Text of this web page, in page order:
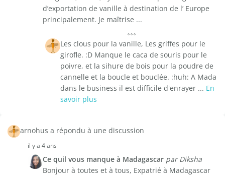
d’exportation de vanille à destination de l’ Europe
principalement. Je maîtrise ...
Les clous pour la vanille, Les griffes pour le
girofle. :D Manque le caca de souris pour le
poivre, et la sihure de bois pour la poudre de
cannelle et la boucle et bouclée. :huh: A Mada
dans le business il est difficile d'enrayer ... En
savoir plus
arnohus a répondu à une discussion
il y a 4 ans
Ce quil vous manque à Madagascar par Diksha
Bonjour à toutes et à tous, Expatrié à Madagascar